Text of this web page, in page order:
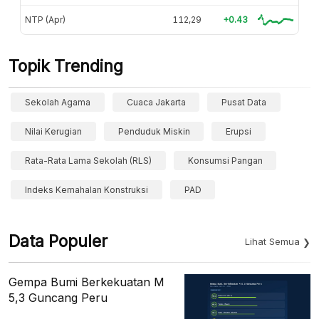
NTP (Apr) 112,29 +0.43
Topik Trending
Sekolah Agama Cuaca Jakarta Pusat Data
Nilai Kerugian Penduduk Miskin Erupsi
Rata-Rata Lama Sekolah (RLS) Konsumsi Pangan
Indeks Kemahalan Konstruksi PAD
Data Populer Lihat Semua
Gempa Bumi Berkekuatan M
5,3 Guncang Peru